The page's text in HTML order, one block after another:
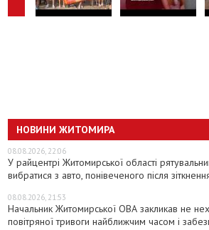
НОВИНИ ЖИТОМИРА
08.08.2026, 22:06
У райцентрі Житомирської області
вибратися з авто, понівеченого після
08.08.2026, 21:53
Начальник Житомирської ОВА закликав не
повітряної тривоги найближчим часом і